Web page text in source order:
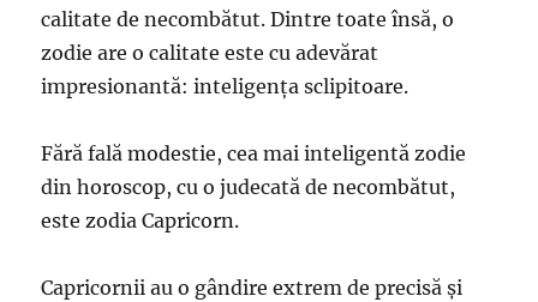
calitate de necombătut. Dintre toate însă, o
zodie are o calitate este cu adevărat
impresionantă: inteligența sclipitoare.
Fără fală modestie, cea mai inteligentă zodie
din horoscop, cu o judecată de necombătut,
este zodia Capricorn.
Capricornii au o gândire extrem de precisă și